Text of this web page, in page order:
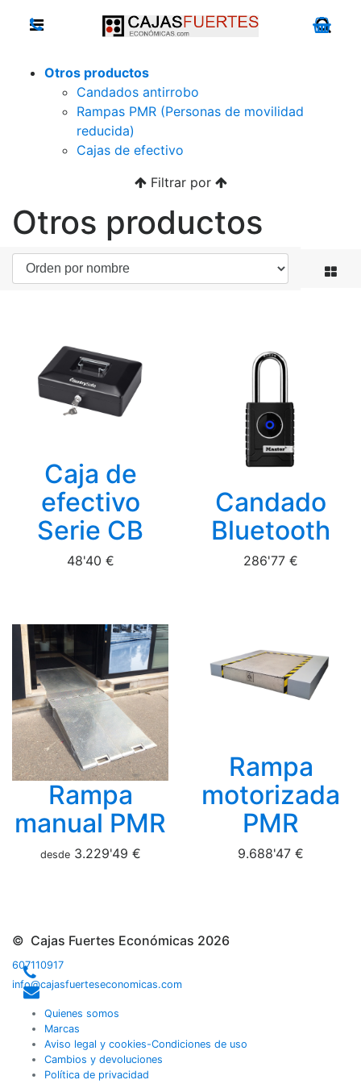
Otros productos
Candados antirrobo
Rampas PMR (Personas de movilidad
reducida)
Cajas de efectivo
Filtrar por
Otros productos
Caja de
efectivo
Serie CB
48'40 €
Candado
Bluetooth
286'77 €
Rampa
manual PMR
desde3.229'49 €
Rampa
motorizada
PMR
9.688'47 €
© Cajas Fuertes Económicas 2026
607110917
info@cajasfuerteseconomicas.com
Quienes somos
Marcas
Aviso legal y cookies-Condiciones de uso
Cambios y devoluciones
Política de privacidad